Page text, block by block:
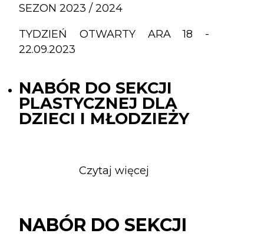
SEZON 2023 / 2024
TYDZIEŃ OTWARTY ARA 18 -
22.09.2023
NABÓR DO SEKCJI
PLASTYCZNEJ DLA
DZIECI I MŁODZIEŻY
Czytaj więcej
SEKCJI
PLASTYCZNEJ
NABÓR DO SEKCJI